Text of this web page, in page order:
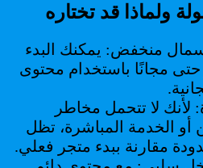
ولماذا قد تختاره
منخفض: يمكنك البدء
حتى مجانًا باستخدام محتوى
لأنك لا تتحمل مخاطر
الخدمة المباشرة، تظل
مقارنة ببدء متجر فعلي.